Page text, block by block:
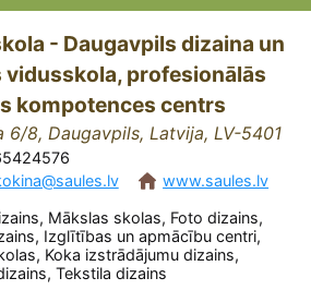
- Daugavpils dizaina un
vidusskola, profesionālās
kompotences centrs
6/8, Daugavpils, Latvija, LV-5401
www.saules.lv
Mākslas skolas, Foto dizains,
Izglītības un apmācību centri,
Koka izstrādājumu dizains,
Tekstila dizains